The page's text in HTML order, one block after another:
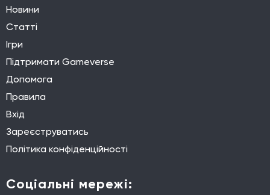
Новини
Статті
Ігри
Підтримати Gameverse
Допомога
Правила
Вхід
Зареєструватись
Політика конфіденційності
Соціальні мережі: